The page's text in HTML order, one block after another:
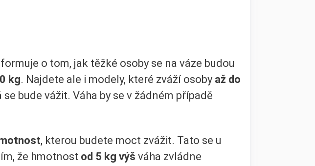
o tom, jak těžké osoby se na váze budou
kg. Najdete ale i modely, které zváží osoby až do
bude vážit. Váha by se v žádném případě
, kterou budete moct zvážit. Tato se u
že hmotnost od 5 kg výš váha zvládne